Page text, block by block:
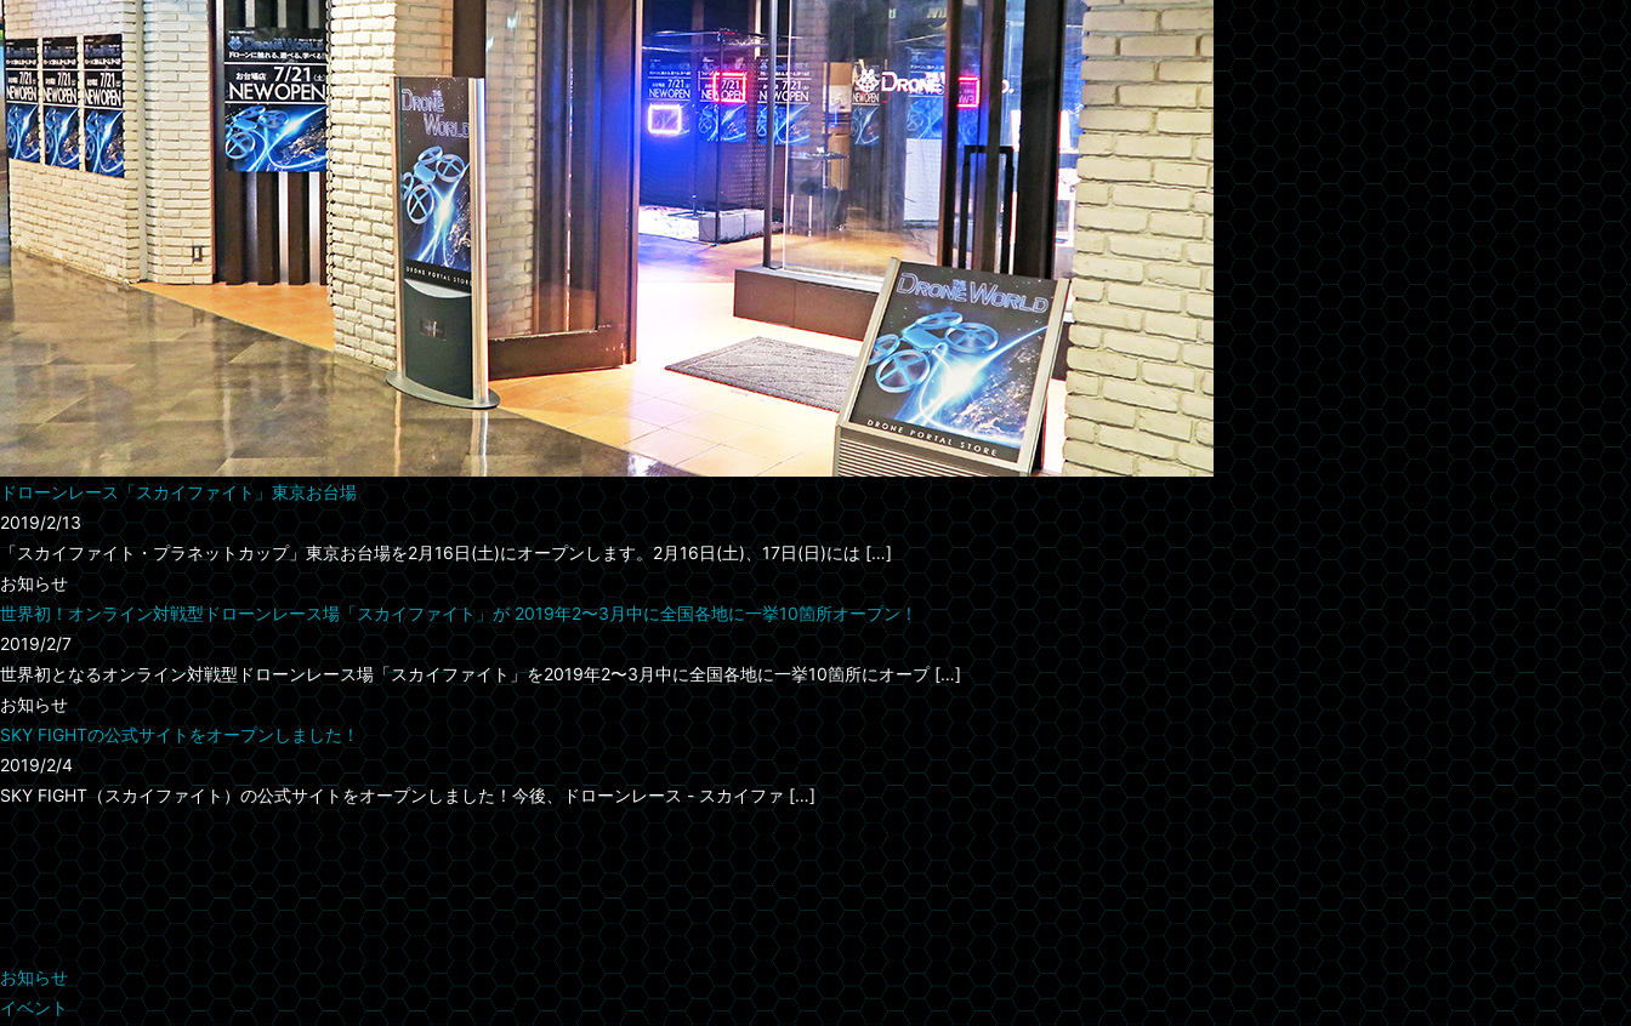
ドローンレース「スカイファイト」東京お台場
2019/2/13
「スカイファイト・プラネットカップ」東京お台場を2月16日(土)にオープンします。2月16日(土)、17日(日)には […]
お知らせ
世界初！オンライン対戦型ドローンレース場「スカイファイト」が 2019年2〜3月中に全国各地に一挙10箇所オープン！
2019/2/7
世界初となるオンライン対戦型ドローンレース場「スカイファイト」を2019年2〜3月中に全国各地に一挙10箇所にオープ […]
お知らせ
SKY FIGHTの公式サイトをオープンしました！
2019/2/4
SKY FIGHT（スカイファイト）の公式サイトをオープンしました！今後、ドローンレース - スカイファ […]
カテゴリー
お知らせ
イベント